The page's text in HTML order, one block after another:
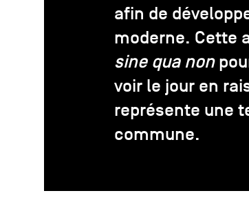
afin de
moderne. Cette
sine qua non
voir le jour en
représente une
commune.